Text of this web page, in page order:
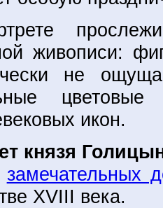
живописи:
не
икон.
князя
замечательных
XVIII века.